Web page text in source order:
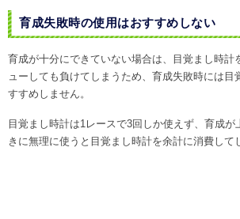
育成失敗時の使用はおすすめしない
育成が十分にできていない場合は、目覚まし時計
ューしても負けてしまうため、育成失敗時には目
すすめしません。
目覚まし時計は1レースで3回しか使えず、育成が
きに無理に使うと目覚まし時計を余計に消費して